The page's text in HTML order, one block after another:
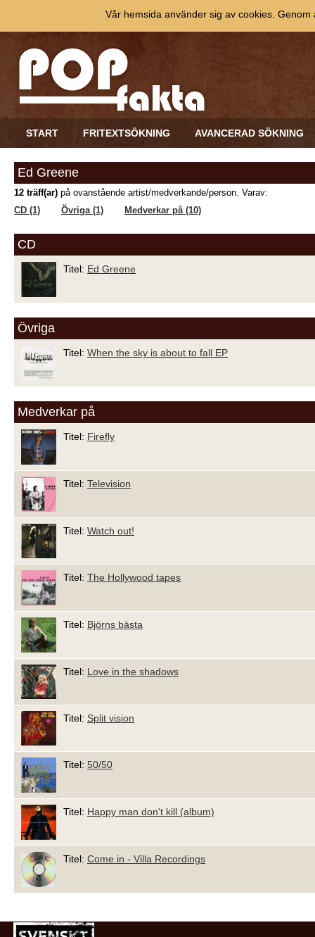
START FRITEXTSÖKNING AVANCERAD SÖKNING
Ed Greene
12 träff(ar) på ovanstående artist/medverkande/person. Varav:
CD (1)
Övriga (1) Medverkar på (10)
CD
Titel: Ed Greene
Övriga
Titel: When the sky is about to fall EP
Medverkar på
Titel: Firefly
Titel: Television
Titel: Watch out!
Titel: The Hollywood tapes
Titel: Björns bästa
Titel: Love in the shadows
Titel: Split vision
Titel: 50/50
Titel: Happy man don't kill (album)
Titel: Come in - Villa Recordings
Vår hemsida använder sig av cookies.